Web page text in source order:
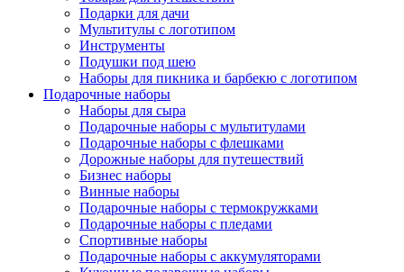
Подарки для дачи
Мультитулы с логотипом
Инструменты
Подушки под шею
Наборы для пикника и барбекю с логотипом
Подарочные наборы
Наборы для сыра
Подарочные наборы с мультитулами
Подарочные наборы с флешками
Дорожные наборы для путешествий
Бизнес наборы
Винные наборы
Подарочные наборы с термокружками
Подарочные наборы с пледами
Спортивные наборы
Подарочные наборы с аккумуляторами